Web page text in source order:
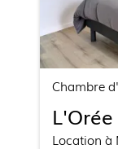
Chambre
Location à